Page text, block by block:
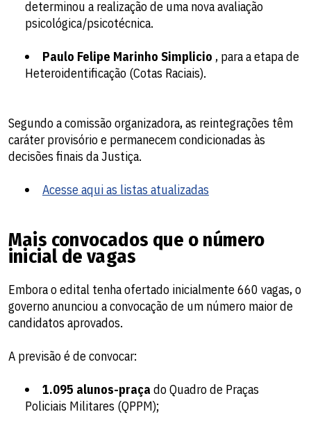
determinou a realização de uma nova avaliação
psicológica/psicotécnica.
Paulo Felipe Marinho Simplicio , para a etapa de
Heteroidentificação (Cotas Raciais).
Segundo a comissão organizadora, as reintegrações têm
caráter provisório e permanecem condicionadas às
decisões finais da Justiça.
Acesse aqui as listas atualizadas
Mais convocados que o número
inicial de vagas
Embora o edital tenha ofertado inicialmente 660 vagas, o
governo anunciou a convocação de um número maior de
candidatos aprovados.
A previsão é de convocar:
1.095 alunos-praça do Quadro de Praças
Policiais Militares (QPPM);